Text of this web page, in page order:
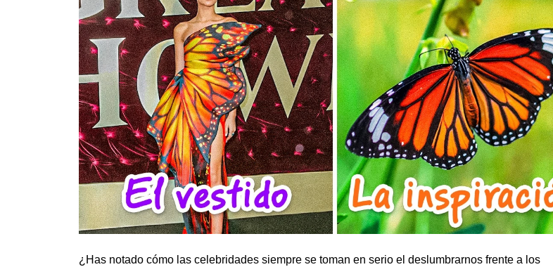
¿Has notado cómo las celebridades siempre se toman en serio el deslumbrarnos frente a los